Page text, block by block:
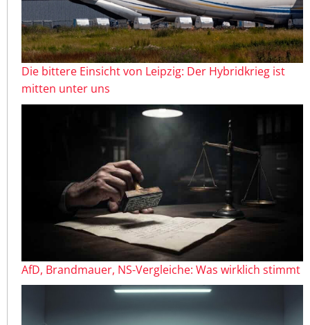
Die bittere Einsicht von Leipzig: Der Hybridkrieg ist
mitten unter uns
AfD, Brandmauer, NS-Vergleiche: Was wirklich stimmt